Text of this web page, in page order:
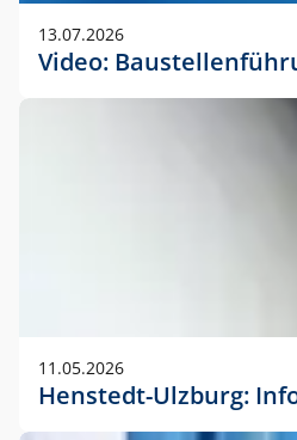
13.07.2026
Video:
11.05.2026
Henstedt-Ulzburg: